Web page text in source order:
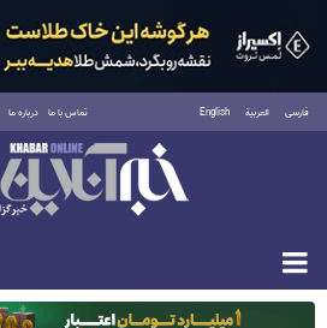
فارسی العربية English تماس با ما درباره ما
دوشنبه ۱۹ مرداد ۱۴۰۵